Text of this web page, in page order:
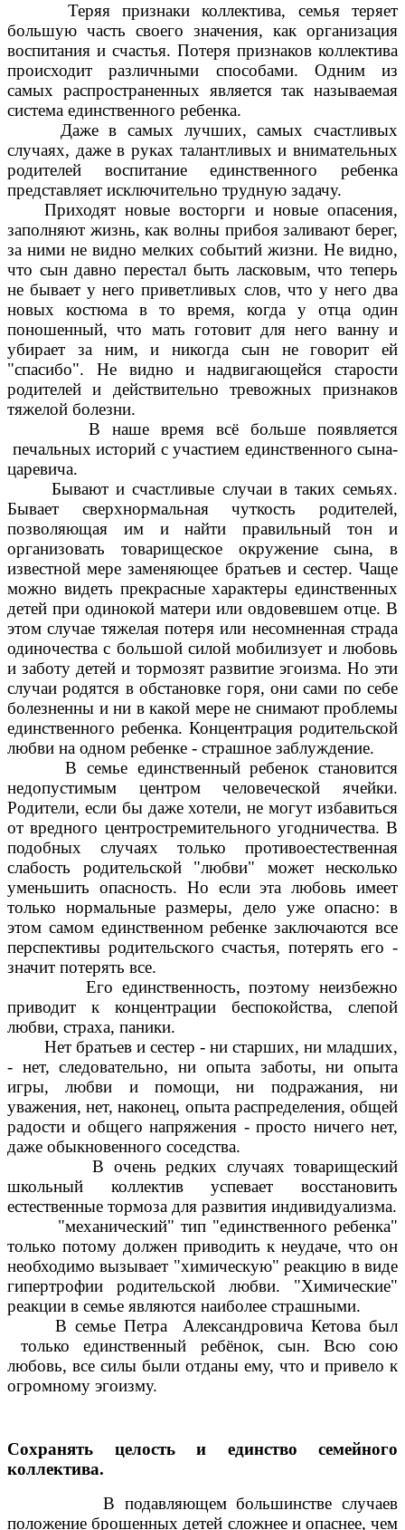
Теряя признаки коллектива, семья теряет
большую часть своего значения, как организация
воспитания и счастья. Потеря признаков коллектива
происходит различными способами. Одним из
самых распространенных является так называемая
система единственного ребенка.
Даже в самых лучших, самых счастливых
случаях, даже в руках талантливых и внимательных
родителей воспитание единственного ребенка
представляет исключительно трудную задачу.
Приходят новые восторги и новые опасения,
заполняют жизнь, как волны прибоя заливают берег,
за ними не видно мелких событий жизни. Не видно,
что сын давно перестал быть ласковым, что теперь
не бывает у него приветливых слов, что у него два
новых костюма в то время, когда у отца один
поношенный, что мать готовит для него ванну и
убирает за ним, и никогда сын не говорит ей
"спасибо". Не видно и надвигающейся старости
родителей и действительно тревожных признаков
тяжелой болезни.
В наше время всё больше появляется
печальных историй с участием единственного сына-
царевича.
Бывают и счастливые случаи в таких семьях.
Бывает сверхнормальная чуткость родителей,
позволяющая им и найти правильный тон и
организовать товарищеское окружение сына, в
известной мере заменяющее братьев и сестер. Чаще
можно видеть прекрасные характеры единственных
детей при одинокой матери или овдовевшем отце. В
этом случае тяжелая потеря или несомненная страда
одиночества с большой силой мобилизует и любовь
и заботу детей и тормозят развитие эгоизма. Но эти
случаи родятся в обстановке горя, они сами по себе
болезненны и ни в какой мере не снимают проблемы
единственного ребенка. Концентрация родительской
любви на одном ребенке - страшное заблуждение.
В семье единственный ребенок становится
недопустимым центром человеческой ячейки.
Родители, если бы даже хотели, не могут избавиться
от вредного центростремительного угодничества. В
подобных случаях только противоестественная
слабость родительской "любви" может несколько
уменьшить опасность. Но если эта любовь имеет
только нормальные размеры, дело уже опасно: в
этом самом единственном ребенке заключаются все
перспективы родительского счастья, потерять его -
значит потерять все.
Его единственность, поэтому неизбежно
приводит к концентрации беспокойства, слепой
любви, страха, паники.
Нет братьев и сестер - ни старших, ни младших,
- нет, следовательно, ни опыта заботы, ни опыта
игры, любви и помощи, ни подражания, ни
уважения, нет, наконец, опыта распределения, общей
радости и общего напряжения - просто ничего нет,
даже обыкновенного соседства.
В очень редких случаях товарищеский
школьный коллектив успевает восстановить
естественные тормоза для развития индивидуализма.
"механический" тип "единственного ребенка"
только потому должен приводить к неудаче, что он
необходимо вызывает "химическую" реакцию в виде
гипертрофии родительской любви. "Химические"
реакции в семье являются наиболее страшными.
В семье Петра Александровича Кетова был
только единственный ребёнок, сын. Всю сою
любовь, все силы были отданы ему, что и привело к
огромному эгоизму.
Сохранять целость и единство семейного
коллектива.
В подавляющем большинстве случаев
положение брошенных детей сложнее и опаснее, чем